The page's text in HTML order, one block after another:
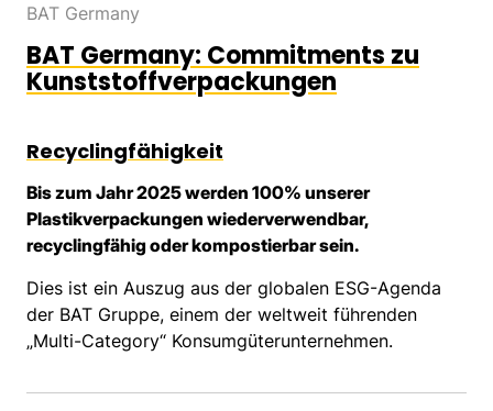
BAT Germany
BAT Germany: Commitments zu
Kunststoffverpackungen
Recyclingfähigkeit
Bis zum Jahr 2025 werden 100% unserer
Plastikverpackungen wiederverwendbar,
recyclingfähig oder kompostierbar sein.
Dies ist ein Auszug aus der globalen ESG-Agenda
der BAT Gruppe, einem der weltweit führenden
„Multi-Category“ Konsumgüterunternehmen.